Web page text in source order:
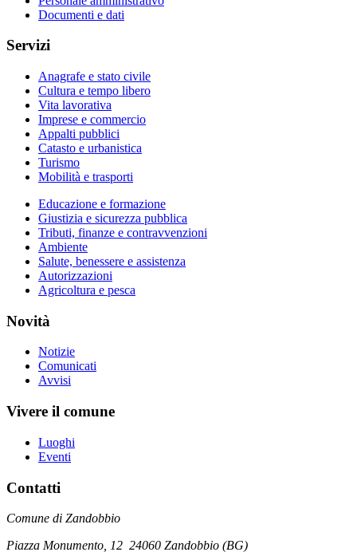
Documenti e dati
Servizi
Anagrafe e stato civile
Cultura e tempo libero
Vita lavorativa
Imprese e commercio
Appalti pubblici
Catasto e urbanistica
Turismo
Mobilità e trasporti
Educazione e formazione
Giustizia e sicurezza pubblica
Tributi, finanze e contravvenzioni
Ambiente
Salute, benessere e assistenza
Autorizzazioni
Agricoltura e pesca
Novità
Notizie
Comunicati
Avvisi
Vivere il comune
Luoghi
Eventi
Contatti
Comune di Zandobbio
Piazza Monumento, 12 24060 Zandobbio (BG)